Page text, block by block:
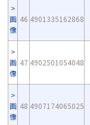
画
像
46 4901335162868
画
像
47 4902501054048
画
像
48 4907174065025